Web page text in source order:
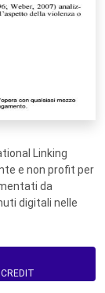
Linking
e non profit per
da
digitali nelle